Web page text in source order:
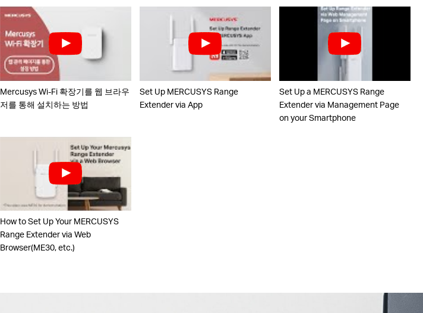
Mercusys Wi-Fi 확장기를 웹 브라우
저를 통해 설치하는 방법
Set Up MERCUSYS Range
Extender via App
Set Up a MERCUSYS Range
Extender via Management Page
on your Smartphone
How to Set Up Your MERCUSYS
Range Extender via Web
Browser(ME30, etc.)